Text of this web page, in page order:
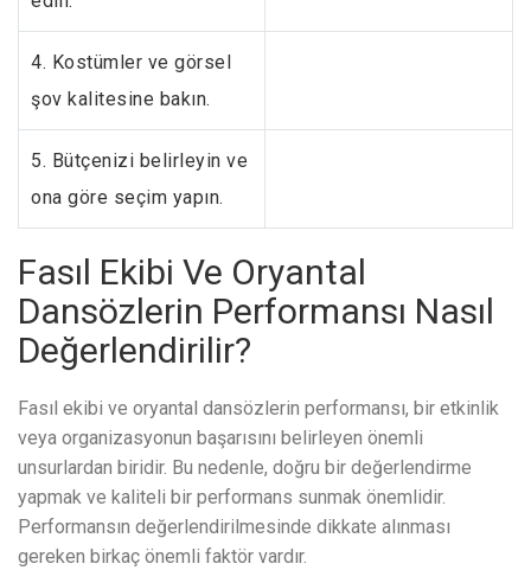
4. Kostümler ve görsel
şov kalitesine bakın.
5. Bütçenizi belirleyin ve
ona göre seçim yapın.
Fasıl Ekibi Ve Oryantal
Dansözlerin Performansı Nasıl
Değerlendirilir?
Fasıl ekibi ve oryantal dansözlerin performansı, bir etkinlik
veya organizasyonun başarısını belirleyen önemli
unsurlardan biridir. Bu nedenle, doğru bir değerlendirme
yapmak ve kaliteli bir performans sunmak önemlidir.
Performansın değerlendirilmesinde dikkate alınması
gereken birkaç önemli faktör vardır.